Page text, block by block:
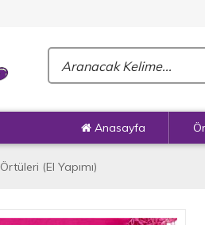
Anasayfa
(El Yapımı)